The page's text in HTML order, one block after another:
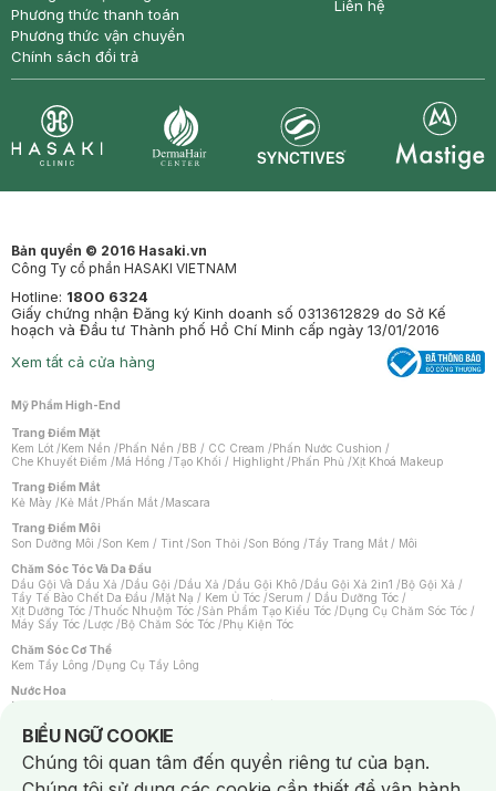
Phương thức thanh toán
Phương thức vận chuyển
Chính sách đổi trả
Liên hệ
Bản quyền © 2016 Hasaki.vn
Công Ty cổ phần HASAKI VIETNAM
Hotline: 1800 6324
Giấy chứng nhận Đăng ký Kinh doanh số 0313612829 do Sở Kế
hoạch và Đầu tư Thành phố Hồ Chí Minh cấp ngày 13/01/2016
Xem tất cả cửa hàng
Mỹ Phẩm High-End
Trang Điểm Mặt
Kem Lót /Kem Nền /Phấn Nền /BB / CC Cream /Phấn Nước Cushion /
Che Khuyết Điểm /Má Hồng /Tạo Khối / Highlight /Phấn Phủ /Xịt Khoá Makeup
Trang Điểm Mắt
Kẻ Mày /Kẻ Mắt /Phấn Mắt /Mascara
Trang Điểm Môi
Son Dưỡng Môi /Son Kem / Tint /Son Thỏi /Son Bóng /Tẩy Trang Mắt / Môi
Chăm Sóc Tóc Và Da Đầu
Dầu Gội Và Dầu Xả /Dầu Gội /Dầu Xả /Dầu Gội Khô /Dầu Gội Xả 2in1 /Bộ Gội Xả /
Tẩy Tế Bào Chết Da Đầu /Mặt Nạ / Kem Ủ Tóc /Serum / Dầu Dưỡng Tóc /
Xịt Dưỡng Tóc /Thuốc Nhuộm Tóc /Sản Phẩm Tạo Kiểu Tóc /Dụng Cụ Chăm Sóc Tóc /
Máy Sấy Tóc /Lược /Bộ Chăm Sóc Tóc /Phụ Kiện Tóc
Chăm Sóc Cơ Thể
Kem Tẩy Lông /Dụng Cụ Tẩy Lông
Nước Hoa
Nước Hoa Nữ
Chăm Sóc Cá Nhân
Chống Muỗi /Khẩu Trang /Máy Massage/Mặt Nạ Xông Hơi /Nước Rửa Tay/
Sản Phẩm Chăm Sóc Khác /Bàn Chải Đánh Răng /Bàn Chải Điện/
Hỗ Trợ Trắng Răng/Kem Đánh Răng /Máy Tăm Nước/ Nước Súc Miệng/
BIỂU NGỮ COOKIE
Notice about cookies usage
Chúng tôi quan tâm đến quyền riêng tư của bạn.